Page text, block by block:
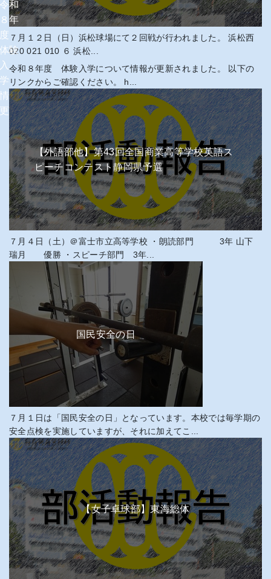
７月１２日（日）浜松球場にて２回戦が行われました。 浜松西
020 021 010 ６ 浜松...
和
年
験
報
新
令和８年度 体験入学について情報が更新されました。 以下の
リンクからご確認ください。 h...
【外語部他】第43回全国商業高等学校英語ス
ピーチコンテスト静岡県予選
７月４日（土）＠富士市立高等学校 ・朗読部門 3年 山下
瑞月 優勝 ・スピーチ部門 3年...
国民安全の日
７月１日は「国民安全の日」となっています。本校では毎学期の
安全点検を実施していますが、それに加えてこ...
【女子卓球部】東海総体